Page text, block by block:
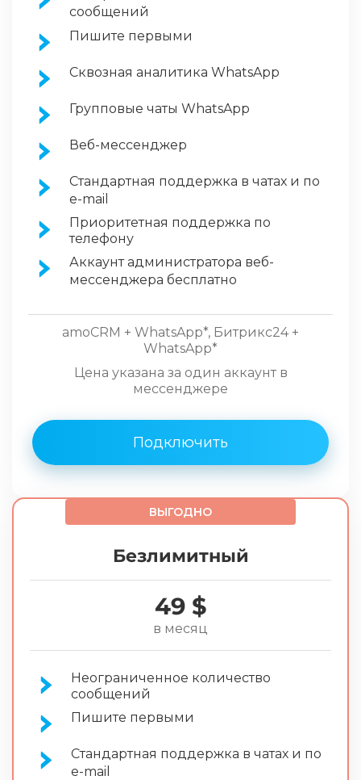
сообщений
Пишите первыми
Сквозная аналитика WhatsApp
Групповые чаты WhatsApp
Веб-мессенджер
Стандартная поддержка в чатах и по
e-mail
Приоритетная поддержка по
телефону
Аккаунт администратора веб-
мессенджера бесплатно
amoCRM + WhatsApp*, Битрикс24 +
WhatsApp*
Цена указана за один аккаунт в
мессенджере
Подключить
ВЫГОДНО
Безлимитный
49 $
в месяц
Неограниченное количество
сообщений
Пишите первыми
Стандартная поддержка в чатах и по
e-mail